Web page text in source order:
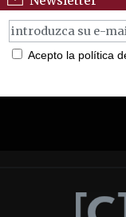
Acepto la política